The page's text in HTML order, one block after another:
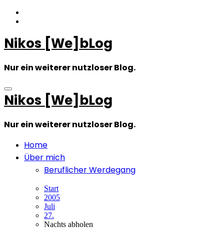
Zum
Inhalt
Nikos [We]bLog
Nur ein weiterer nutzloser Blog.
Nikos [We]bLog
Nur ein weiterer nutzloser Blog.
Home
Über mich
Beruflicher Werdegang
Start
2005
Juli
27.
Nachts abholen